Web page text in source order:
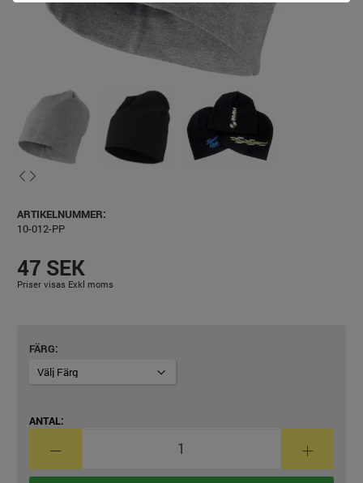
ARTIKELNUMMER:
10-012-PP
47 SEK
Priser visas Exkl moms
FÄRG
ANTAL: